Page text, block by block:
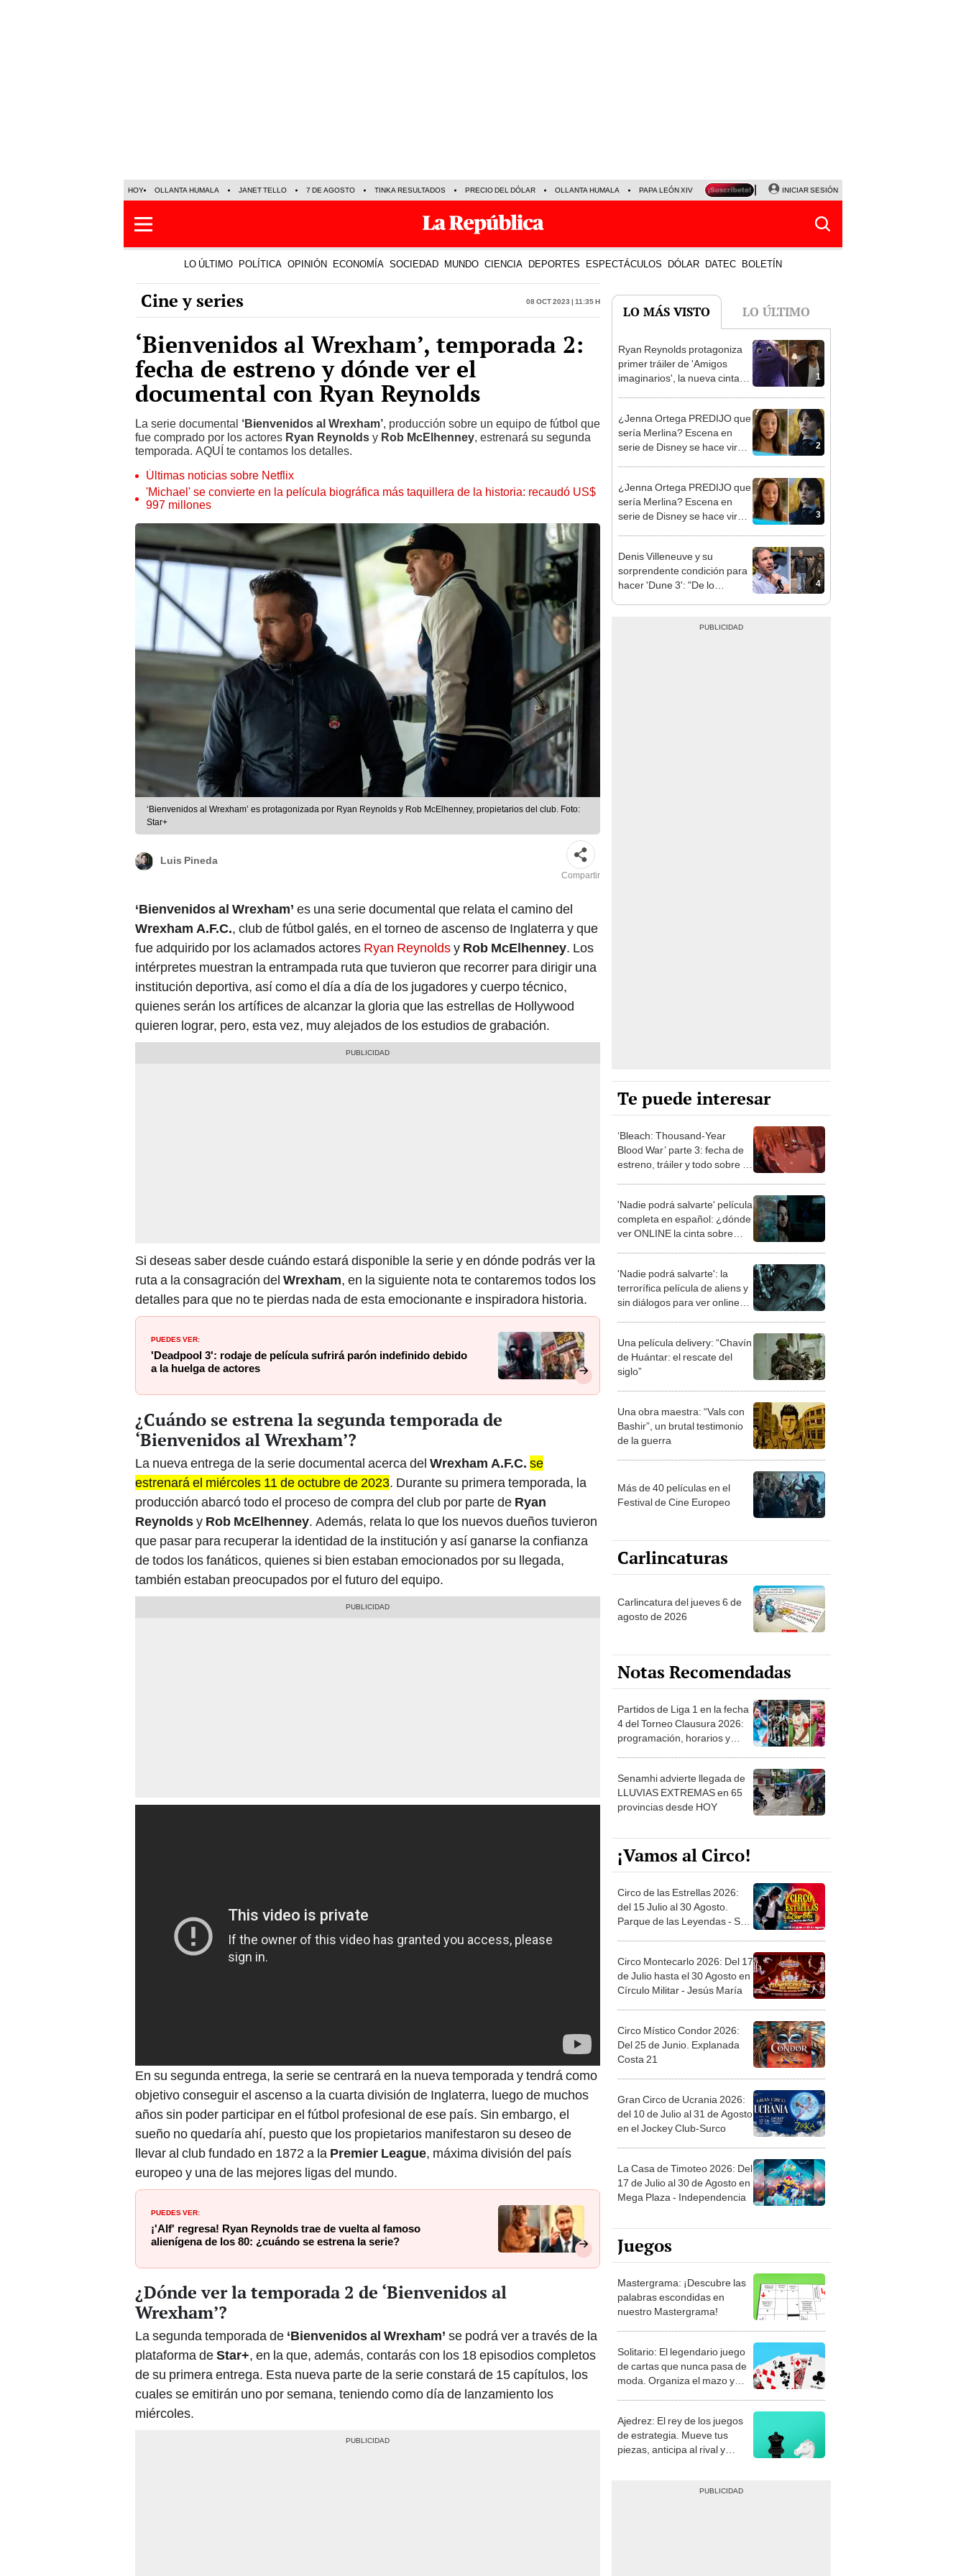
HOY OLLANTA HUMALA JANET TELLO 7 DE AGOSTO TINKA RESULTADOS PRECIO DEL DÓLAR OLLANTA HUMALA PAPA LEÓN XIV NALDY SALDAÑA LA BELLA LUZ
INICIAR SESIÓN
LO ÚLTIMO POLÍTICA OPINIÓN ECONOMÍA SOCIEDAD MUNDO CIENCIA DEPORTES ESPECTÁCULOS DÓLAR DATEC BOLETÍN
Cine y series 08 Oct 2023 | 11:35 h
‘Bienvenidos al Wrexham’, temporada 2:
fecha de estreno y dónde ver el
documental con Ryan Reynolds
La serie documental ‘Bienvenidos al Wrexham’, producción sobre un equipo de fútbol que
fue comprado por los actores Ryan Reynolds y Rob McElhenney, estrenará su segunda
temporada. AQUÍ te contamos los detalles.
Últimas noticias sobre Netflix
'Michael' se convierte en la película biográfica más taquillera de la historia: recaudó US$
997 millones
‘Bienvenidos al Wrexham’ es protagonizada por Ryan Reynolds y Rob McElhenney, propietarios del club. Foto:
Star+
Luis Pineda
Compartir
‘Bienvenidos al Wrexham’ es una serie documental que relata el camino del
Wrexham A.F.C., club de fútbol galés, en el torneo de ascenso de Inglaterra y que
fue adquirido por los aclamados actores Ryan Reynoldsy Rob McElhenney. Los
intérpretes muestran la entrampada ruta que tuvieron que recorrer para dirigir una
institución deportiva, así como el día a día de los jugadores y cuerpo técnico,
quienes serán los artífices de alcanzar la gloria que las estrellas de Hollywood
quieren lograr, pero, esta vez, muy alejados de los estudios de grabación.
Si deseas saber desde cuándo estará disponible la serie y en dónde podrás ver la
ruta a la consagración del Wrexham, en la siguiente nota te contaremos todos los
detalles para que no te pierdas nada de esta emocionante e inspiradora historia.
PUEDES VER:
'Deadpool 3': rodaje de película sufrirá parón indefinido debido
a la huelga de actores
¿Cuándo se estrena la segunda temporada de
‘Bienvenidos al Wrexham’?
La nueva entrega de la serie documental acerca del Wrexham A.F.C. se
estrenará el miércoles 11 de octubre de 2023. Durante su primera temporada, la
producción abarcó todo el proceso de compra del club por parte de Ryan
Reynoldsy Rob McElhenney. Además, relata lo que los nuevos dueños tuvieron
que pasar para recuperar la identidad de la institución y así ganarse la confianza
de todos los fanáticos, quienes si bien estaban emocionados por su llegada,
también estaban preocupados por el futuro del equipo.
En su segunda entrega, la serie se centrará en la nueva temporada y tendrá como
objetivo conseguir el ascenso a la cuarta división de Inglaterra, luego de muchos
años sin poder participar en el fútbol profesional de ese país. Sin embargo, el
sueño no quedaría ahí, puesto que los propietarios manifestaron su deseo de
llevar al club fundado en 1872 a la Premier League, máxima división del país
europeo y una de las mejores ligas del mundo.
PUEDES VER:
¡'Alf' regresa! Ryan Reynolds trae de vuelta al famoso
alienígena de los 80: ¿cuándo se estrena la serie?
¿Dónde ver la temporada 2 de ‘Bienvenidos al
Wrexham’?
La segunda temporada de ‘Bienvenidos al Wrexham’ se podrá ver a través de la
plataforma deStar+, en la que, además, contarás con los 18 episodios completos
de su primera entrega. Esta nueva parte de la serie constará de 15 capítulos, los
cuales se emitirán uno por semana, teniendo como día de lanzamiento los
miércoles.
LO MÁS VISTO LO ÚLTIMO
1
Ryan Reynolds protagoniza
primer tráiler de 'Amigos
imaginarios', la nueva cinta
2
¿Jenna Ortega PREDIJO que
sería Merlina? Escena en
serie de Disney se hace viral
3
¿Jenna Ortega PREDIJO que
sería Merlina? Escena en
serie de Disney se hace viral
4
Denis Villeneuve y su
sorprendente condición para
hacer 'Dune 3': "De lo
Te puede interesar
‘Bleach: Thousand-Year
Blood War’ parte 3: fecha de
estreno, tráiler y todo sobre la
'Nadie podrá salvarte' película
completa en español: ¿dónde
ver ONLINE la cinta sobre
'Nadie podrá salvarte': la
terrorífica película de aliens y
sin diálogos para ver online
Una película delivery: “Chavín
de Huántar: el rescate del
siglo”
Una obra maestra: “Vals con
Bashir”, un brutal testimonio
de la guerra
Más de 40 películas en el
Festival de Cine Europeo
Carlincaturas
Carlincatura del jueves 6 de
agosto de 2026
Notas Recomendadas
Partidos de Liga 1 en la fecha
4 del Torneo Clausura 2026:
programación, horarios y
Senamhi advierte llegada de
LLUVIAS EXTREMAS en 65
provincias desde HOY
¡Vamos al Circo!
Circo de las Estrellas 2026:
del 15 Julio al 30 Agosto.
Parque de las Leyendas - San
Circo Montecarlo 2026: Del 17
de Julio hasta el 30 Agosto en
Círculo Militar - Jesús María
Circo Místico Condor 2026:
Del 25 de Junio. Explanada
Costa 21
Gran Circo de Ucrania 2026:
del 10 de Julio al 31 de Agosto
en el Jockey Club-Surco
La Casa de Timoteo 2026: Del
17 de Julio al 30 de Agosto en
Mega Plaza - Independencia
Juegos
Mastergrama: ¡Descubre las
palabras escondidas en
nuestro Mastergrama!
Solitario: El legendario juego
de cartas que nunca pasa de
moda. Organiza el mazo y
Ajedrez: El rey de los juegos
de estrategia. Mueve tus
piezas, anticipa al rival y